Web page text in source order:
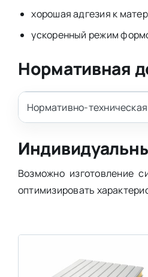
хорошая адгезия к
ускоренный режим
Нормативная
Нормативно-
Возможно изготовление
оптимизировать